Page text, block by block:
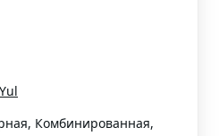
Комбинированная,